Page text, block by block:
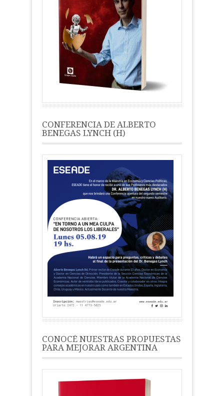
CONFERENCIA DE ALBERTO
BENEGAS LYNCH (H)
CONOCÉ NUESTRAS PROPUESTAS
PARA MEJORAR ARGENTINA